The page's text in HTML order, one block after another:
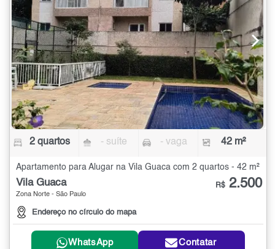
2 quartos - suíte - vaga 42 m²
Apartamento para Alugar na Vila Guaca com 2 quartos - 42 m²
Vila Guaca
Zona Norte - São Paulo
Endereço no círculo do mapa
R$ 2.500
WhatsApp Contatar